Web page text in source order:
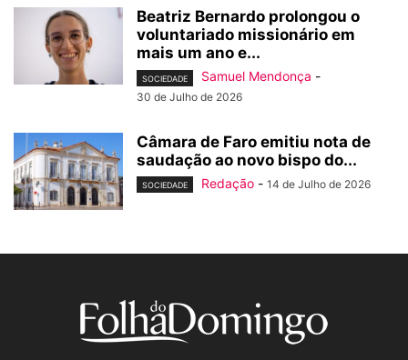
Beatriz Bernardo prolongou o
voluntariado missionário em
mais um ano e...
SOCIEDADE Samuel Mendonça -
30 de Julho de 2026
Câmara de Faro emitiu nota de
saudação ao novo bispo do...
SOCIEDADE Redação - 14 de Julho de 2026